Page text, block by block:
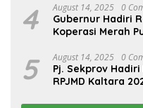
4 August 14, 2025 0
Gubernur Hadiri
Koperasi Merah
5 August 14, 2025 0
Pj. Sekprov
RPJMD Kaltara